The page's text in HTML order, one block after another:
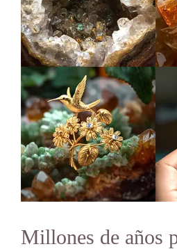
Millones de años